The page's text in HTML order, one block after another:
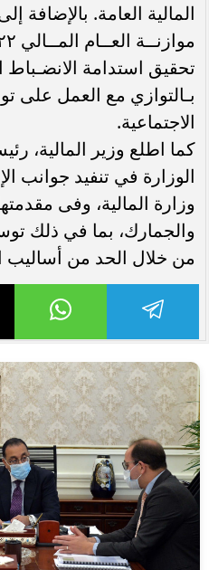
المالية العامة. بالإضافة
تحقيق استدامة الانضـباط
بـالتوازي مع العمل على
الاجتماعية.
كما اطلع وزير المالية،
الوزارة في تنفيد جوانب
وزارة المالية، وفى
والجمارك، بما في ذلك
من خلال الحد من أساليب